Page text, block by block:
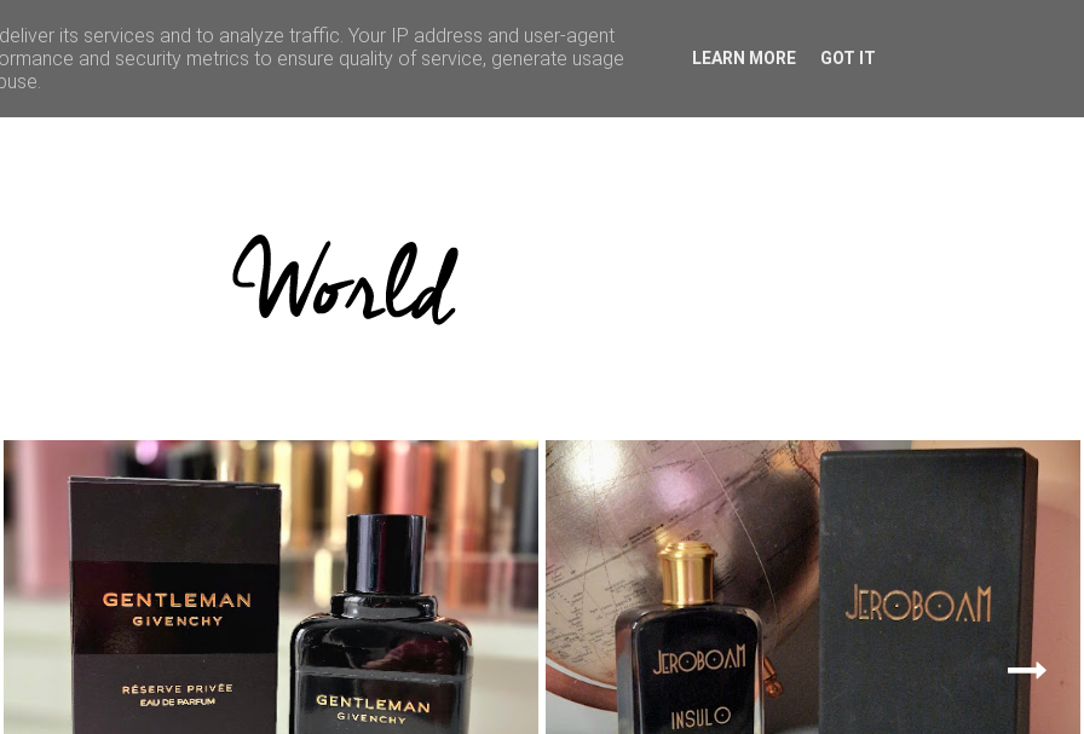
CULTURE BONNES ADRESSES CONCOURS
its services and to analyze traffic. Your IP address and user-agent
and security metrics to ensure quality of service, generate usage
LEARN MORE GOT IT